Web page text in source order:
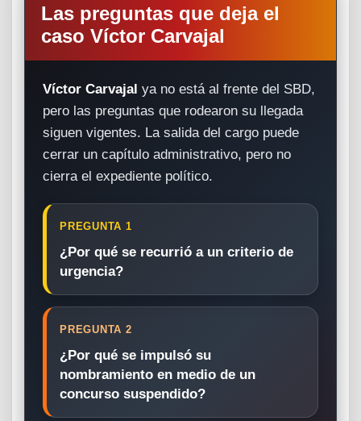
Las preguntas que deja el
caso Víctor Carvajal
Víctor Carvajal ya no está al frente del SBD,
pero las preguntas que rodearon su llegada
siguen vigentes. La salida del cargo puede
cerrar un capítulo administrativo, pero no
cierra el expediente político.
PREGUNTA 1
¿Por qué se recurrió a un criterio de
urgencia?
PREGUNTA 2
¿Por qué se impulsó su
nombramiento en medio de un
concurso suspendido?